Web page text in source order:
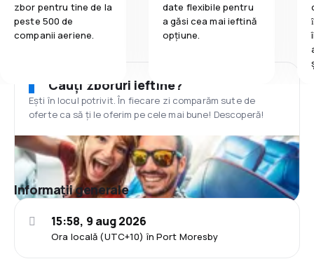
zbor pentru tine de la
peste 500 de
companii aeriene.
date flexibile pentru
a găsi cea mai ieftină
opțiune.
Cauți zboruri ieftine?
Ești în locul potrivit. În fiecare zi comparăm sute de
oferte ca să ți le oferim pe cele mai bune! Descoperă!
Informații generale
Ora locală (UTC+10) în Port Moresby
15:58, 9 aug 2026